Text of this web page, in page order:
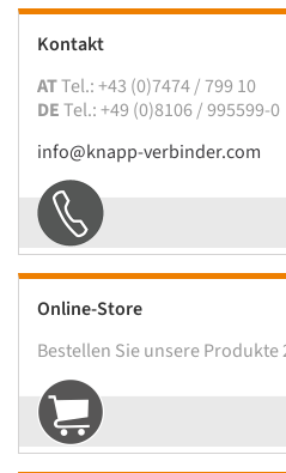
Kontakt
ATTel.: +43 (0)7474 / 799 10
DETel.: +49 (0)8106 / 995599-0
info@knapp-verbinder.com
Online-Store
Bestellen Sie unsere Produkte